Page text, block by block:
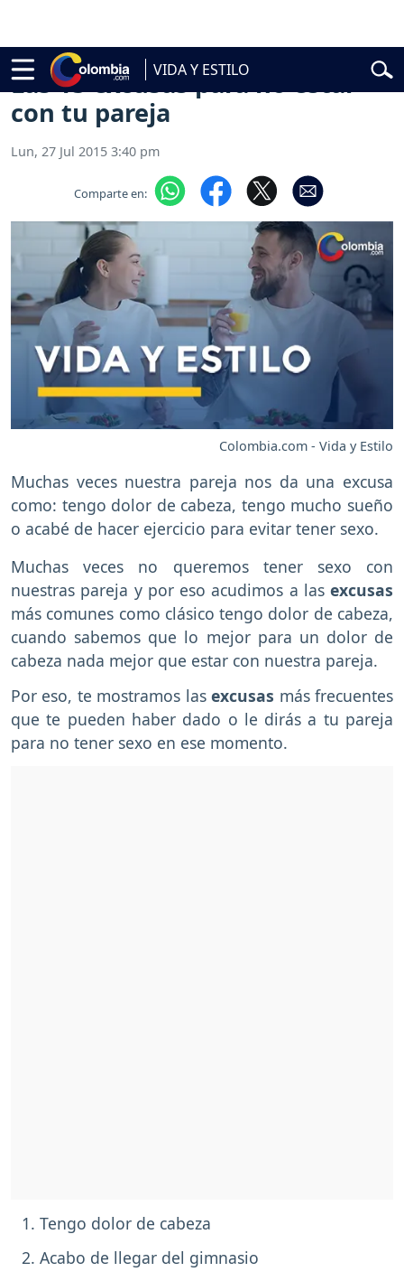
VIDA Y ESTILO
Abelardo de la Espriella
Las 15 excusas para no estar
con tu pareja
Lun, 27 Jul 2015 3:40 pm
Comparte en:
Colombia.com - Vida y Estilo
Muchas veces nuestra pareja nos da una excusa
como: tengo dolor de cabeza, tengo mucho sueño
o acabé de hacer ejercicio para evitar tener sexo.
Muchas veces no queremos tener sexo con
nuestras pareja y por eso acudimos a las excusas
más comunes como clásico tengo dolor de cabeza,
cuando sabemos que lo mejor para un dolor de
cabeza nada mejor que estar con nuestra pareja.
Por eso, te mostramos lasexcusas más frecuentes
que te pueden haber dado o le dirás a tu pareja
para no tener sexo en ese momento.
Tengo dolor de cabeza
Acabo de llegar del gimnasio